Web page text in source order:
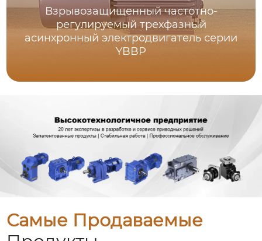
Взрывозащищенный частотно-
регулируемый трехфазный
асинхронный электродвигатель серии
YBBP
Самые Продаваемые